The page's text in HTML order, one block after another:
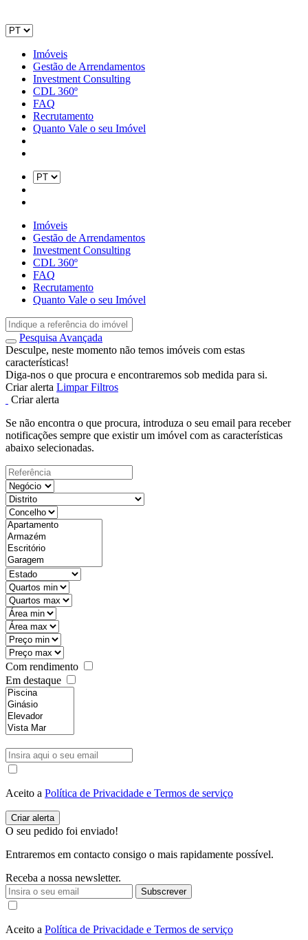
Imóveis
Gestão de Arrendamentos
Investment Consulting
CDL 360º
FAQ
Recrutamento
Quanto Vale o seu Imóvel
Imóveis
Gestão de Arrendamentos
Investment Consulting
CDL 360º
FAQ
Recrutamento
Quanto Vale o seu Imóvel
Pesquisa Avançada
Desculpe, neste momento não temos imóveis com estas
características!
Diga-nos o que procura e encontraremos sob medida para si.
Criar alerta Limpar Filtros
Criar alerta
Se não encontra o que procura, introduza o seu email para receber
notificações sempre que existir um imóvel com as características
abaixo selecionadas.
Com rendimento
Em destaque
Aceito a Política de Privacidade e Termos de serviço
O seu pedido foi enviado!
Entraremos em contacto consigo o mais rapidamente possível.
Receba a nossa newsletter.
Subscrever
Aceito a Política de Privacidade e Termos de serviço